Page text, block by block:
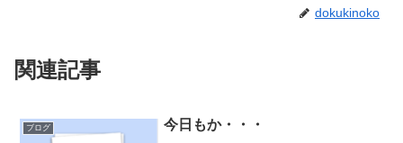
dokukinoko
関連記事
ブログ 今日もか・・・